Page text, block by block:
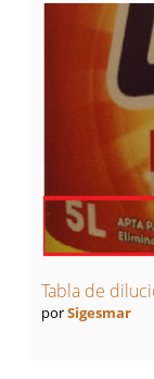
Tabla de
porSigesmar